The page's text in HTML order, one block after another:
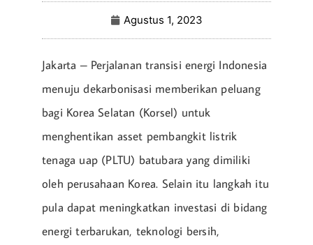
Agustus 1, 2023
Jakarta – Perjalanan transisi energi Indonesia
menuju dekarbonisasi memberikan peluang
bagi Korea Selatan (Korsel) untuk
menghentikan asset pembangkit listrik
tenaga uap (PLTU) batubara yang dimiliki
oleh perusahaan Korea. Selain itu langkah itu
pula dapat meningkatkan investasi di bidang
energi terbarukan, teknologi bersih,